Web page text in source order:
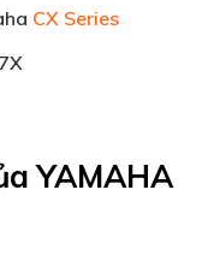
CX Series
YAMAHA